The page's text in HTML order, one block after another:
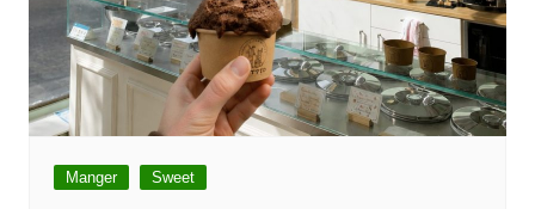
o
n
d
e
Manger Sweet